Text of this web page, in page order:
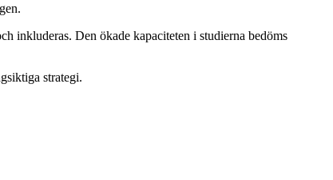
inkluderas. Den ökade kapaciteten i studierna bedöms
strategi.